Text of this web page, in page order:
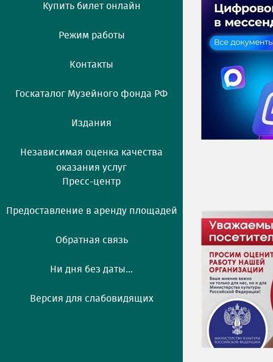
Купить билет онлайн
Режим работы
Контакты
Госкаталог Музейного фонда РФ
Издания
Независимая оценка качества
оказания услуг
Пресс-центр
Предоставление в аренду площадей
Обратная связь
Ни дня без даты...
Версия для слабовидящих